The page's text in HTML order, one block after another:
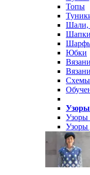
Топы
Шали,
Юбки
Схемы
Узоры
Узоры